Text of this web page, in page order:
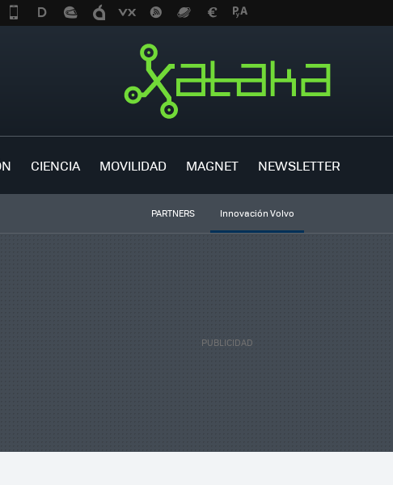
CIENCIA MOVILIDAD MAGNET NEWSLETTER
PARTNERS Innovación Volvo